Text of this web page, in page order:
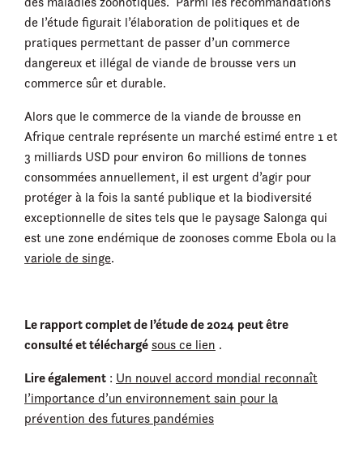
de l’étude figurait l’élaboration de politiques et de
pratiques permettant de passer d’un commerce
dangereux et illégal de viande de brousse vers un
commerce sûr et durable.
Alors que le commerce de la viande de brousse en
Afrique centrale représente un marché estimé entre 1 et
3 milliards USD pour environ 60 millions de tonnes
consommées annuellement, il est urgent d’agir pour
protéger à la fois la santé publique et la biodiversité
exceptionnelle de sites tels que le paysage Salonga qui
est une zone endémique de zoonoses comme Ebola ou la
variole de singe.
Le rapport complet de l’étude de 2024 peut être
consulté et téléchargésous ce lien .
Lire également : Un nouvel accord mondial reconnaît
l’importance d’un environnement sain pour la
prévention des futures pandémies